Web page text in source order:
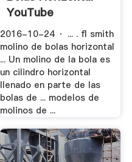
YouTube
2016-10-24 · ... . fl smith
molino de bolas horizontal
... Un molino de la bola es
un cilindro horizontal
llenado en parte de las
bolas de ... modelos de
molinos de ...